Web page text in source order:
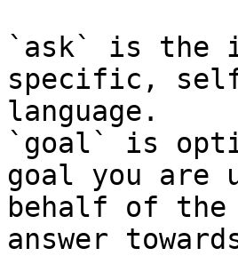
`ask` is the
specific,
language.
`goal` is
goal you are
behalf of
answer